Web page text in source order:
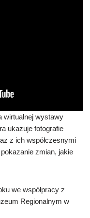
wirtualnej wystawy
ukazuje fotografie
z ich współczesnymi
zmian, jakie
we współpracy z
Regionalnym w